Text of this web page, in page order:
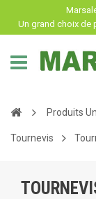
Un grand choix de
Produits
Tournevis
Panneau de gestion